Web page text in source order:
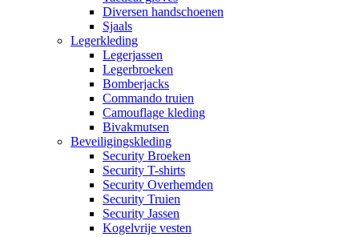
Diversen handschoenen
Sjaals
Legerkleding
Legerjassen
Legerbroeken
Bomberjacks
Commando truien
Camouflage kleding
Bivakmutsen
Beveiligingskleding
Security Broeken
Security T-shirts
Security Overhemden
Security Truien
Security Jassen
Kogelvrije vesten